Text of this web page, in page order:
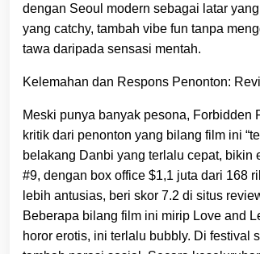
dengan Seoul modern sebagai latar
yang catchy, tambah vibe fun tanpa
tawa daripada sensasi mentah.
Kelemahan dan Respons Penonton:
Meski punya banyak pesona, Forbidden
kritik dari penonton yang bilang film ini
belakang Danbi yang terlalu cepat, bikin
#9, dengan box office $1,1 juta dari 168
lebih antusias, beri skor 7.2 di situs
Beberapa bilang film ini mirip Love and
horor erotis, ini terlalu bubbly. Di festival